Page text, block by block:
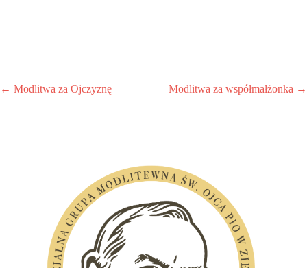
Post
← Modlitwa za Ojczyznę Modlitwa za współmałżonka →